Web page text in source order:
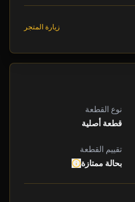
زيارة المتجر
نوع القطعة
قطعة أصلية
تقييم القطعة
بحالة ممتازة